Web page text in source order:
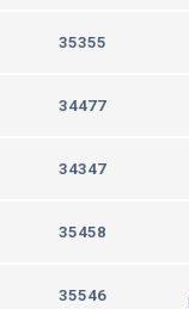
35355
34477
34347
35458
35546